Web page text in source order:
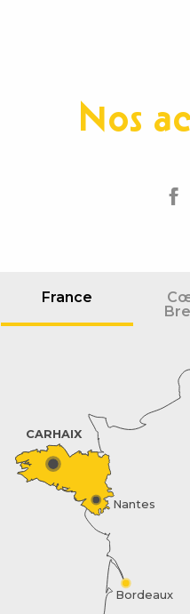
Nos
France
Bordeaux
Nantes
CARHAIX